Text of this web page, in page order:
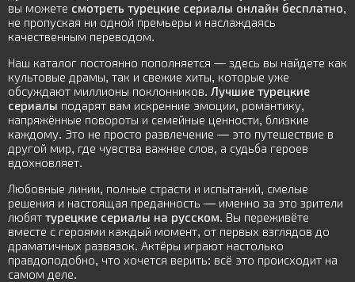
вы можете смотреть турецкие сериалы онлайн бесплатно,
не пропуская ни одной премьеры и наслаждаясь
качественным переводом.
Наш каталог постоянно пополняется — здесь вы найдете как
культовые драмы, так и свежие хиты, которые уже
обсуждают миллионы поклонников. Лучшие турецкие
сериалы подарят вам искренние эмоции, романтику,
напряжённые повороты и семейные ценности, близкие
каждому. Это не просто развлечение — это путешествие в
другой мир, где чувства важнее слов, а судьба героев
вдохновляет.
Любовные линии, полные страсти и испытаний, смелые
решения и настоящая преданность — именно за это зрители
любят турецкие сериалы на русском. Вы переживёте
вместе с героями каждый момент, от первых взглядов до
драматичных развязок. Актёры играют настолько
правдоподобно, что хочется верить: всё это происходит на
самом деле.